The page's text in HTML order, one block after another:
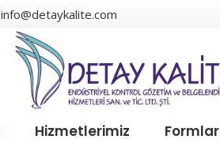
info@detaykalite.com
Hizmetlerimiz Formlar